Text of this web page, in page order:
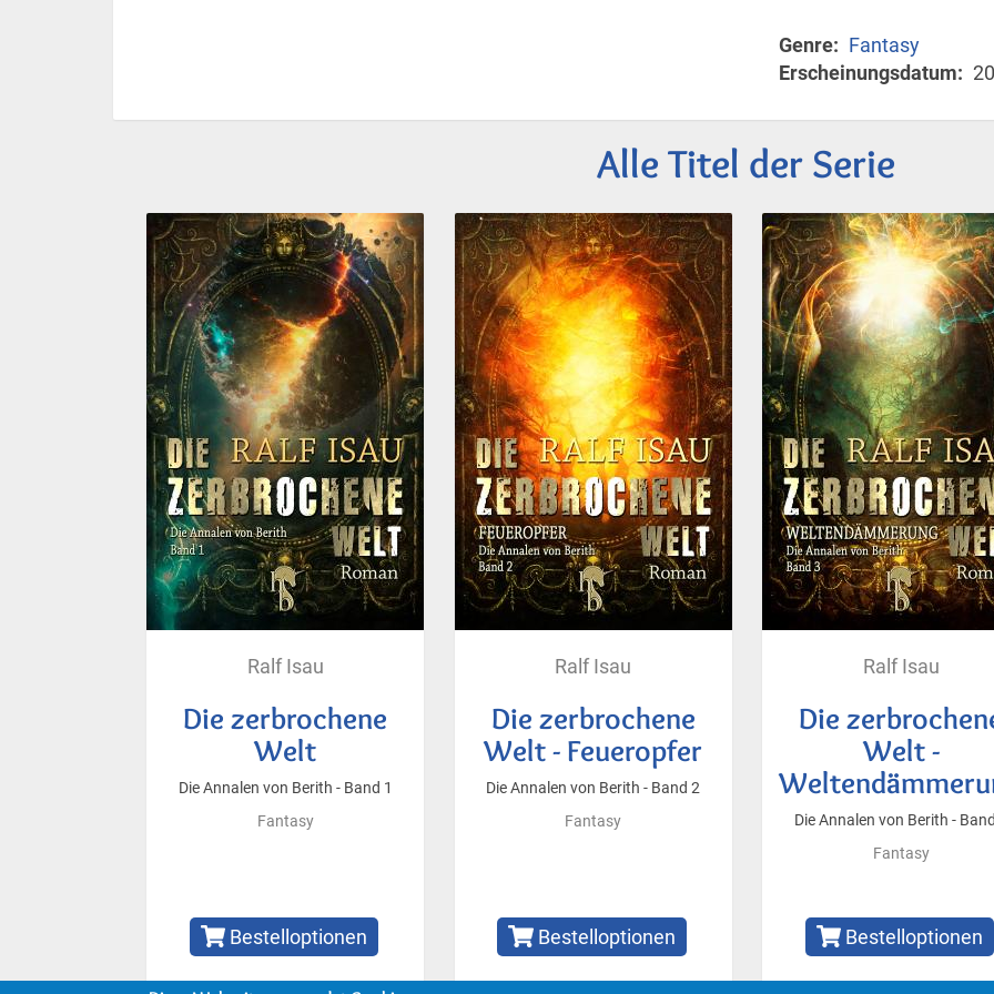
Genre
Fantasy
Erscheinungsdatum
Alle Titel der Serie
Ralf Isau
Die zerbrochene
Welt
Die Annalen von Berith - Band 1
Fantasy
Bestelloptionen
Ralf Isau
Die zerbrochene
Welt - Feueropfer
Die Annalen von Berith - Band 2
Fantasy
Bestelloptionen
Ralf Isau
Die
Welt -
Die Annalen von Berith -
Fantasy
Bestelloptionen